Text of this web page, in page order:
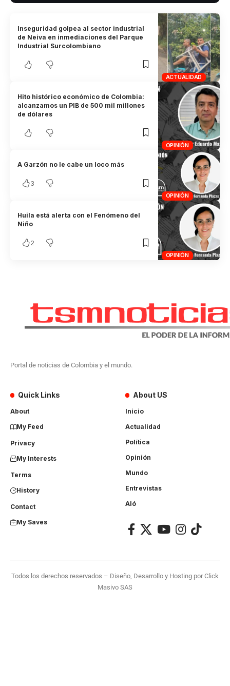
ACTUALIDAD
Inseguridad golpea al sector industrial
de Neiva en inmediaciones del Parque
Industrial Surcolombiano
OPINIÓN
Hito histórico económico de Colombia:
alcanzamos un PIB de 500 mil millones
de dólares
OPINIÓN
A Garzón no le cabe un loco más
3
OPINIÓN
Huila está alerta con el Fenómeno del
Niño
2
Portal de noticias de Colombia y el mundo.
Quick Links
About
My Feed
Privacy
My Interests
Terms
History
Contact
My Saves
About US
Inicio
Actualidad
Política
Opinión
Mundo
Entrevistas
Aló
Todos los derechos reservados – Diseño, Desarrollo y Hosting porClick
Masivo SAS